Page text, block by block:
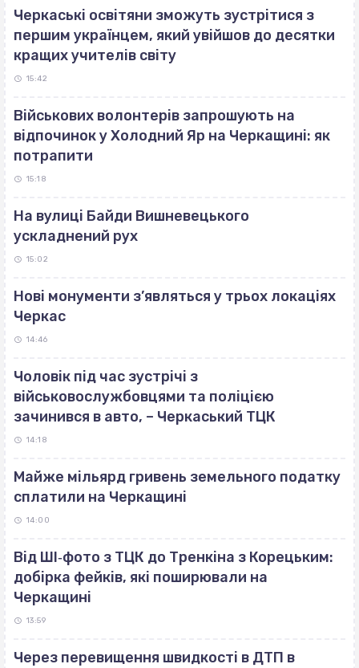
Черкаські освітяни зможуть зустрітися з
першим українцем, який увійшов до десятки
кращих учителів світу
15:42
Військових волонтерів запрошують на
відпочинок у Холодний Яр на Черкащині: як
потрапити
15:18
На вулиці Байди Вишневецького
ускладнений рух
15:02
Нові монументи з’являться у трьох локаціях
Черкас
14:46
Чоловік під час зустрічі з
військовослужбовцями та поліцією
зачинився в авто, – Черкаський ТЦК
14:18
Майже мільярд гривень земельного податку
сплатили на Черкащині
14:00
Від ШІ‐фото з ТЦК до Тренкіна з Корецьким:
добірка фейків, які поширювали на
Черкащині
13:59
Через перевищення швидкості в ДТП в